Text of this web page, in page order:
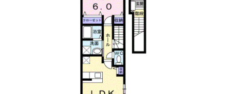
メールでお問い合わせ